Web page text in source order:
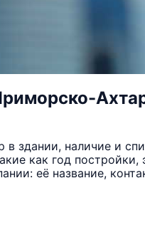
здании, наличие и
как год постройки,
её название,